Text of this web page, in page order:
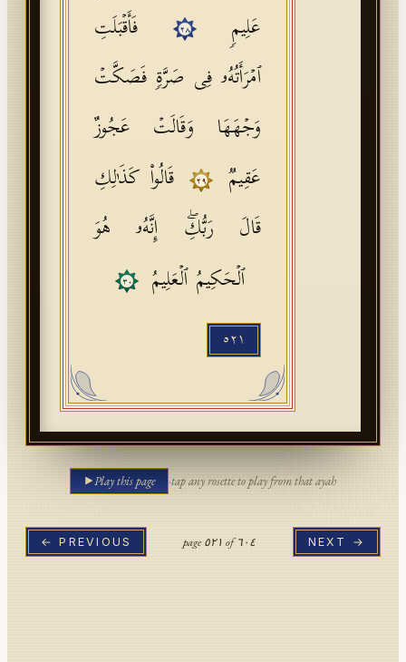
عَلِیمࣲ
٢٨
فَأَقۡبَلَتِ
ٱمۡرَأَتُهُۥ فِی صَرَّةࣲ فَصَكَّتۡ
وَجۡهَهَا وَقَالَتۡ عَجُوزٌ
عَقِیمࣱ
٢٩
قَالُوا۟ كَذَ ٰ⁠لِكِ
قَالَ رَبُّكِۖ إِنَّهُۥ هُوَ
ٱلۡحَكِیمُ ٱلۡعَلِیمُ
٣٠
٥٢١
Play this page ·tap any rosette to play from that ayah
← PREVIOUS page٥٢١ of٦٠٤ NEXT →